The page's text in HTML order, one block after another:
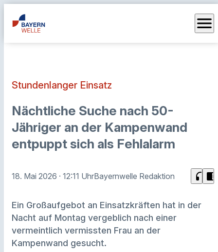
menu
Stundenlanger Einsatz
Nächtliche Suche nach 50-
Jähriger an der Kampenwand
entpuppt sich als Fehlalarm
18. Mai 2026 · 12:11 UhrBayernwelle Redaktion headphones chrome_reader_mode
Ein Großaufgebot an Einsatzkräften hat in der
Nacht auf Montag vergeblich nach einer
vermeintlich vermissten Frau an der
Kampenwand gesucht.